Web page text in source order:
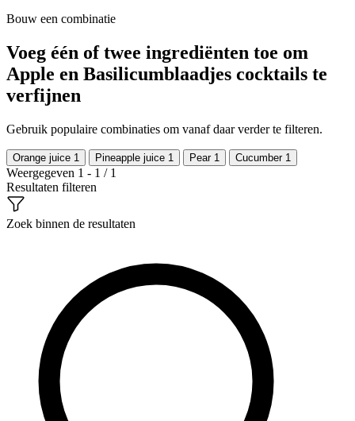
Bouw een combinatie
Voeg één of twee ingrediënten toe om
Apple en Basilicumblaadjes cocktails te
verfijnen
Gebruik populaire combinaties om vanaf daar verder te filteren.
Orange juice 1 Pineapple juice 1 Pear 1 Cucumber 1
Weergegeven 1 - 1 / 1
Resultaten filteren
Zoek binnen de resultaten